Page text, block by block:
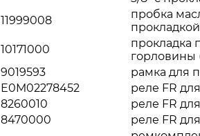
11999008
пробка
10171000
прокладка
горловины
9019593
рамка для
E0M02278452
реле FR для
8260010
реле FR
8470000
реле FR